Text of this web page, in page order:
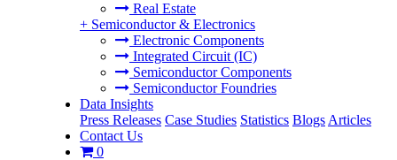
Real Estate
+ Semiconductor & Electronics
Electronic Components
Integrated Circuit (IC)
Semiconductor Components
Semiconductor Foundries
Data Insights
Press Releases Case Studies Statistics Blogs Articles
Contact Us
0